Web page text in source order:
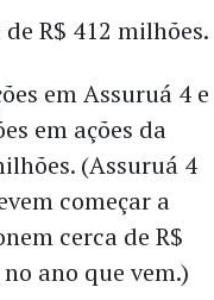
R$ 412 milhões.
em Assuruá 4 e
em ações da
(Assuruá 4
começar a
cerca de R$
ano que vem.)